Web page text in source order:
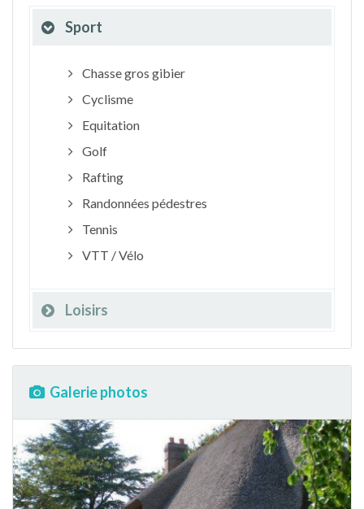
Sport
Chasse gros gibier
Cyclisme
Equitation
Golf
Rafting
Randonnées pédestres
Tennis
VTT / Vélo
Loisirs
Galerie photos